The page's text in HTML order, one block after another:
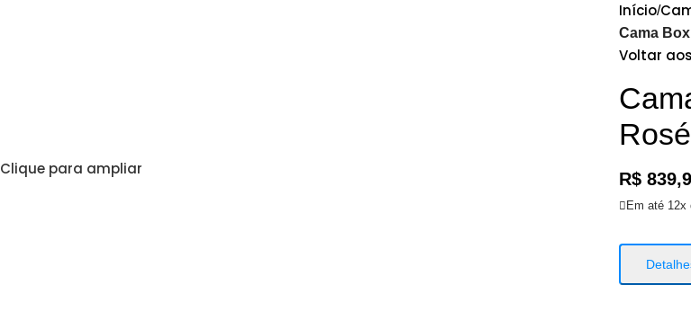
Clique para ampliar
Início
Cama
Voltar
R$
Em até 12x